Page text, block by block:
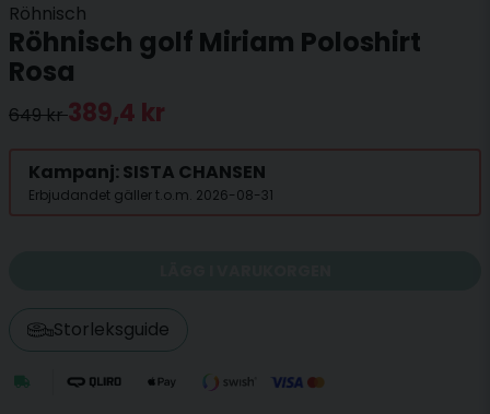
Röhnisch
Röhnisch golf Miriam Poloshirt
Rosa
649 kr389,4 kr
Kampanj: SISTA CHANSEN
Erbjudandet gäller t.o.m. 2026-08-31
Storleksguide